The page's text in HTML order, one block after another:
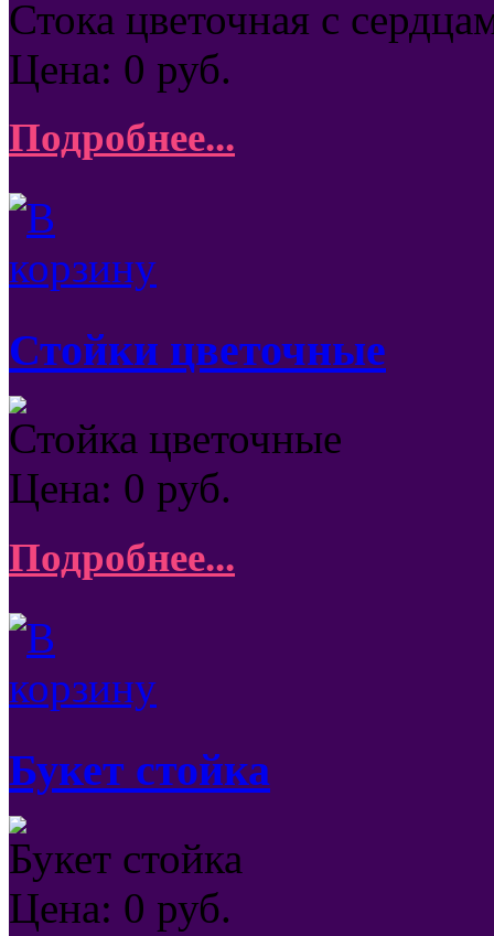
Стока цветочная с
Цена: 0 руб.
Подробнее...
Стойки цветочные
Стойка цветочные
Цена: 0 руб.
Подробнее...
Букет стойка
Букет стойка
Цена: 0 руб.